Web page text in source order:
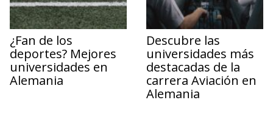
¿Fan de los
deportes? Mejores
universidades en
Alemania
Descubre las
universidades más
destacadas de la
carrera Aviación en
Alemania